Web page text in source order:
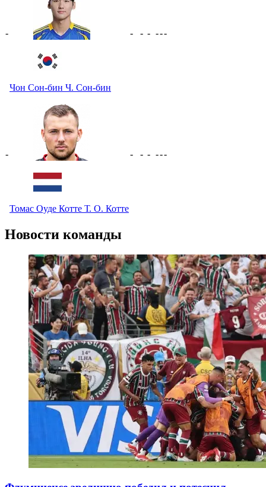
-
Чон Сон-бин Ч. Сон-бин
- - - ---
-
Томас Оуде Котте Т. О. Котте
- - - ---
Новости команды